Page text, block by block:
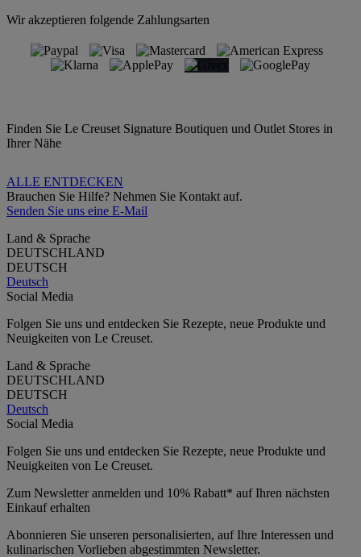
Wir akzeptieren folgende Zahlungsarten
Finden Sie Le Creuset Signature Boutiquen und Outlet Stores in
Ihrer Nähe
ALLE ENTDECKEN
Brauchen Sie Hilfe? Nehmen Sie Kontakt auf.
Senden Sie uns eine E-Mail
Land & Sprache
DEUTSCHLAND
DEUTSCH
Deutsch
Social Media
Folgen Sie uns und entdecken Sie Rezepte, neue Produkte und
Neuigkeiten von Le Creuset.
Land & Sprache
DEUTSCHLAND
DEUTSCH
Deutsch
Social Media
Folgen Sie uns und entdecken Sie Rezepte, neue Produkte und
Neuigkeiten von Le Creuset.
Zum Newsletter anmelden und 10% Rabatt* auf Ihren nächsten
Einkauf erhalten
Abonnieren Sie unseren personalisierten, auf Ihre Interessen und
kulinarischen Vorlieben abgestimmten Newsletter.